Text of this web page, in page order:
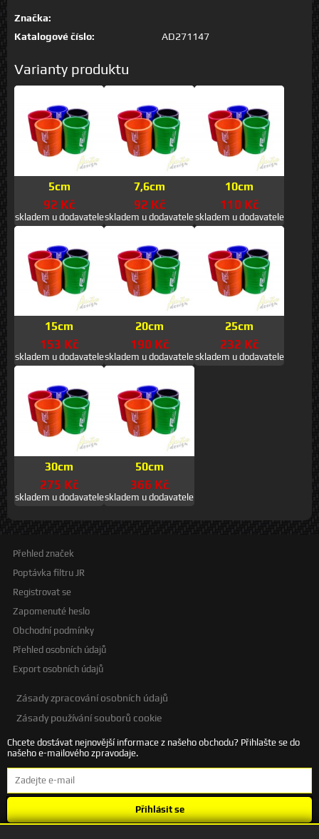
Značka:
Katalogové číslo:
AD271147
Varianty produktu
5cm
92 Kč
skladem u dodavatele
7,6cm
92 Kč
skladem u dodavatele
10cm
110 Kč
skladem u dodavatele
15cm
153 Kč
skladem u dodavatele
20cm
190 Kč
skladem u dodavatele
25cm
232 Kč
skladem u dodavatele
30cm
275 Kč
skladem u dodavatele
50cm
366 Kč
skladem u dodavatele
Přehled značek
Poptávka filtru JR
Registrovat se
Zapomenuté heslo
Obchodní podmínky
Přehled osobních údajů
Export osobních údajů
Zásady zpracování osobních údajů
Zásady používání souborů cookie
Chcete dostávat nejnovější informace z našeho obchodu? Přihlašte se do
našeho e-mailového zpravodaje.
Přihlásit se